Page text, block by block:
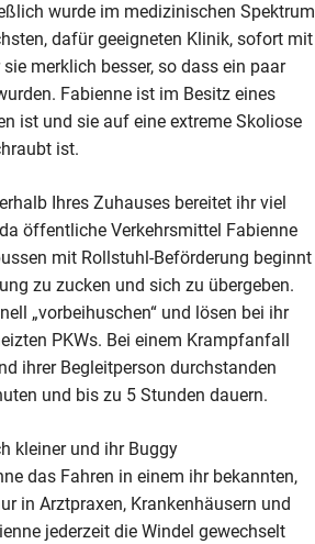
wurde im medizinischen Spektrum
dafür geeigneten Klinik, sofort mit
merklich besser, so dass ein paar
Fabienne ist im Besitz eines
ist und sie auf eine extreme Skoliose
ist.
Ihres Zuhauses bereitet ihr viel
öffentliche Verkehrsmittel Fabienne
mit Rollstuhl-Beförderung beginnt
zu zucken und sich zu übergeben.
„vorbeihuschen“ und lösen bei ihr
PKWs. Bei einem Krampfanfall
ihrer Begleitperson durchstanden
und bis zu 5 Stunden dauern.
kleiner und ihr Buggy
das Fahren in einem ihr bekannten,
in Arztpraxen, Krankenhäusern und
jederzeit die Windel gewechselt